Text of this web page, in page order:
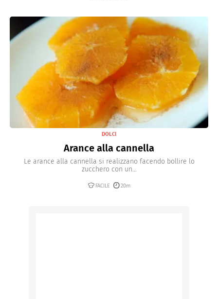
DOLCI
Arance alla cannella
Le arance alla cannella si realizzano facendo bollire lo
zucchero con un...
FACILE 20m